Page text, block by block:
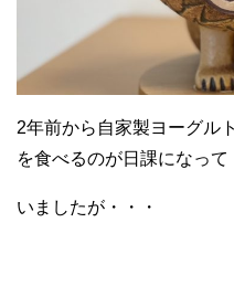
2年前から自家製ヨーグル
を食べるのが日課になって
いましたが・・・